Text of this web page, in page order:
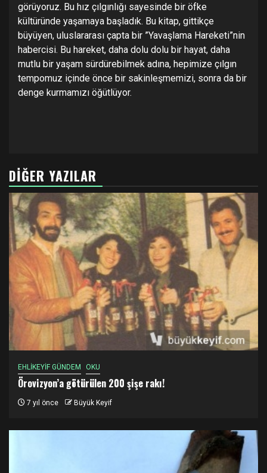
görüyoruz. Bu hız çılgınlığı sayesinde bir öfke
kültüründe yaşamaya başladık. Bu kitap, gittikçe
büyüyen, uluslararası çapta bir ”Yavaşlama Hareketi”nin
habercisi. Bu hareket, daha dolu dolu bir hayat, daha
mutlu bir yaşam sürdürebilmek adına, hepimize çılgın
tempomuz içinde önce bir sakinleşmemizi, sonra da bir
denge kurmamızı öğütlüyor.
DIĞER YAZILAR
EHLİKEYİF GÜNDEM OKU
Örovizyon’a götürülen 200 şişe rakı!
7 yıl önce Büyük Keyif